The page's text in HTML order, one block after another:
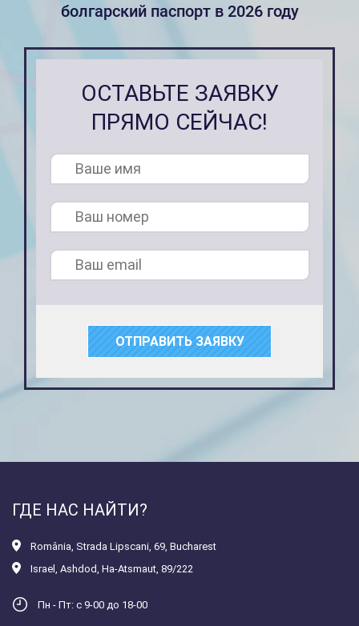
болгарский паспорт в 2026 году
ОСТАВЬТЕ ЗАЯВКУ
ПРЯМО СЕЙЧАС!
ОТПРАВИТЬ ЗАЯВКУ
ГДЕ НАС НАЙТИ?
România Strada Lipscani, 69, Bucharest
Israel Ashdod, Ha-Atsmaut, 89/222
Пн - Пт: с 9-00 до 18-00